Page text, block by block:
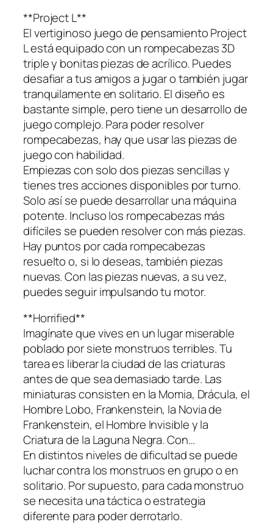
**Project L**
El vertiginoso juego de pensamiento Project
L está equipado con un rompecabezas 3D
triple y bonitas piezas de acrílico. Puedes
desafiar a tus amigos a jugar o también jugar
tranquilamente en solitario. El diseño es
bastante simple, pero tiene un desarrollo de
juego complejo. Para poder resolver
rompecabezas, hay que usar las piezas de
juego con habilidad.
Empiezas con solo dos piezas sencillas y
tienes tres acciones disponibles por turno.
Solo así se puede desarrollar una máquina
potente. Incluso los rompecabezas más
difíciles se pueden resolver con más piezas.
Hay puntos por cada rompecabezas
resuelto o, si lo deseas, también piezas
nuevas. Con las piezas nuevas, a su vez,
puedes seguir impulsando tu motor.
**Horrified**
Imagínate que vives en un lugar miserable
poblado por siete monstruos terribles. Tu
tarea es liberar la ciudad de las criaturas
antes de que sea demasiado tarde. Las
miniaturas consisten en la Momia, Drácula, el
Hombre Lobo, Frankenstein, la Novia de
Frankenstein, el Hombre Invisible y la
Criatura de la Laguna Negra. Con…
En distintos niveles de dificultad se puede
luchar contra los monstruos en grupo o en
solitario. Por supuesto, para cada monstruo
se necesita una táctica o estrategia
diferente para poder derrotarlo.